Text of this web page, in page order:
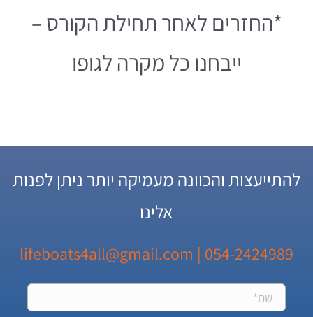
*החזרים לאחר תחילת הקורס –
ייבחנו כל מקרה לגופו
להתייעצות והכוונה מעמיקה יותר ניתן לפנות
אלינו
054-2424989 |
lifeboats4all@gmail.com